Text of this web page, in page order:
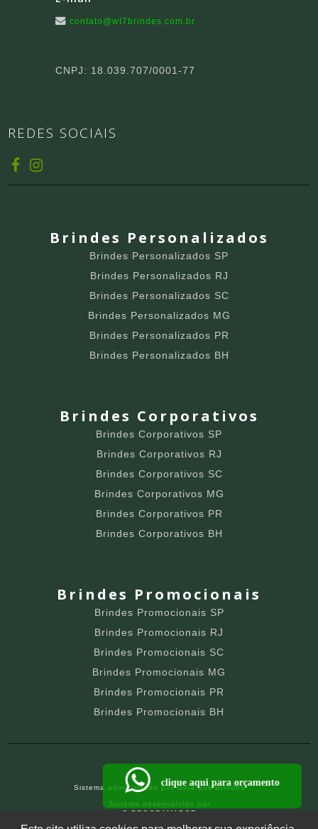
contato@wt7brindes.com.br
CNPJ: 18.039.707/0001-77
REDES SOCIAIS
Brindes Personalizados
Brindes Personalizados SP
Brindes Personalizados RJ
Brindes Personalizados SC
Brindes Personalizados MG
Brindes Personalizados PR
Brindes Personalizados BH
Brindes Corporativos
Brindes Corporativos SP
Brindes Corporativos RJ
Brindes Corporativos SC
Brindes Corporativos MG
Brindes Corporativos PR
Brindes Corporativos BH
Brindes Promocionais
Brindes Promocionais SP
Brindes Promocionais RJ
Brindes Promocionais SC
Brindes Promocionais MG
Brindes Promocionais PR
Brindes Promocionais BH
Sistema administrado porGuia dos Brindes
Sistema desenvolvido por
O PROGRAMADOR
clique aqui para orçamento